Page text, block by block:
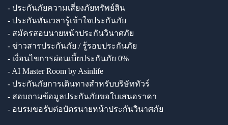
- ประกันภัยความเสี่ยงภัยทรัพย์สิน
- ประกันทันเวลารู้เข้าใจประกันภัย
- สมัครสอบนายหน้าประกันวินาศภัย
- ข่าวสารประกันภัย / รู้รอบประกันภัย
- เงื่อนไขการผ่อนเบี้ยประกันภัย 0%
- AI Master Room by Asinlife
- ประกันภัยการเดินทางสำหรับบริษัททัวร์
- สอบถามข้อมูลประกันภัยขอใบเสนอราคา
- อบรมขอรับต่อบัตรนายหน้าประกันวินาศภัย